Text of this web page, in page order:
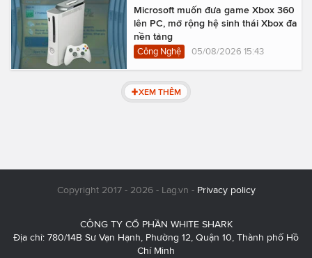
Microsoft muốn đưa game Xbox 360
lên PC, mở rộng hệ sinh thái Xbox đa
nền tảng
Công Nghệ 05/08/2026 15:43
XEM THÊM
Copyright 2017 - 2026 - Lag.vn - Privacy policy
CÔNG TY CỔ PHẦN WHITE SHARK
Địa chỉ: 780/14B Sư Vạn Hạnh, Phường 12, Quận 10, Thành phố Hồ
Chí Minh